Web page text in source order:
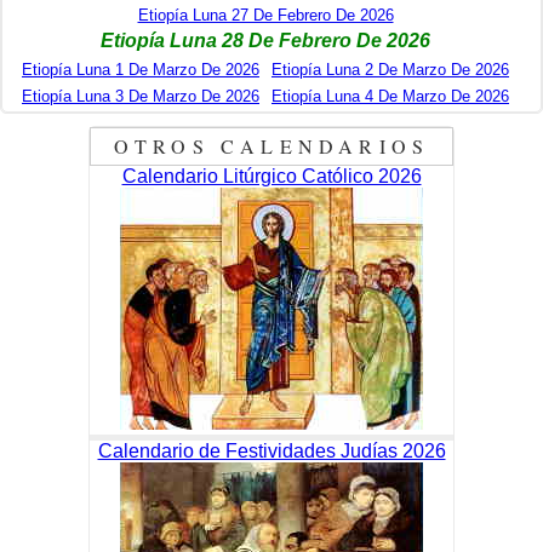
Etiopía Luna 27 De Febrero De 2026
Etiopía Luna 28 De Febrero De 2026
Etiopía Luna 1 De Marzo De 2026
Etiopía Luna 2 De Marzo De 2026
Etiopía Luna 3 De Marzo De 2026
Etiopía Luna 4 De Marzo De 2026
OTROS CALENDARIOS
Calendario Litúrgico Católico 2026
Calendario de Festividades Judías 2026